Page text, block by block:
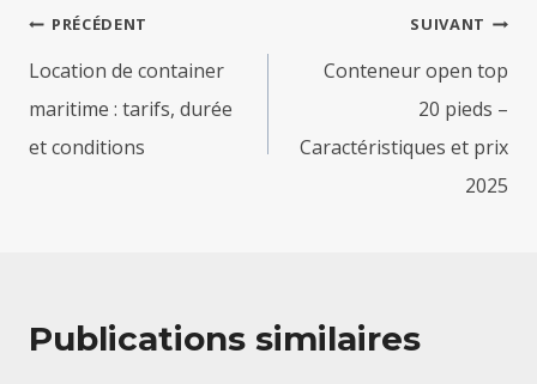
Navigation
de
l’article
PRÉCÉDENT
Location de container
maritime : tarifs, durée
et conditions
SUIVANT
Conteneur open top
20 pieds –
Caractéristiques et prix
2025
Publications similaires